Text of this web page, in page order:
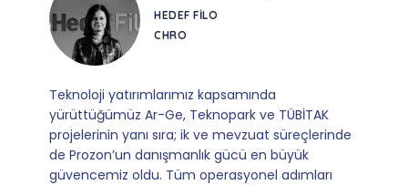
CORESYS
SATIŞ YÖNETICISI
Mevzuata uyum, başvuru ve izleme adımlarında
sağladıkları kusursuz yönlendirme sayesinde artık
operasyonlarımızı sıfır kaygı ve tam güvenle
yürütüyoruz. İş birliğimizi bizim için asıl değerli
kılan ise; ihtiyaç duyduğumuz her an ulaşılabilir